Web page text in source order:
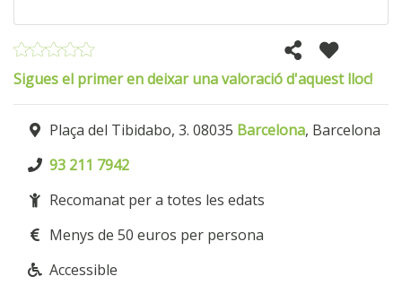
Sigues el primer en deixar una valoració d'aquest lloc!
Plaça del Tibidabo, 3. 08035 Barcelona, Barcelona
93 211 7942
Recomanat per a totes les edats
Menys de 50 euros per persona
Accessible